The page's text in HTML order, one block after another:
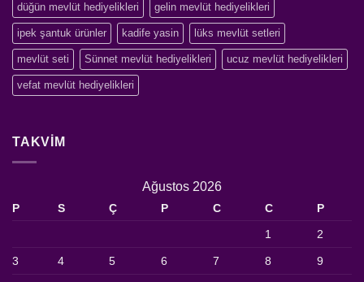
düğün mevlüt hediyelikleri gelin mevlüt hediyelikleri
ipek şantuk ürünler kadife yasin lüks mevlüt setleri
mevlüt seti Sünnet mevlüt hediyelikleri ucuz mevlüt hediyelikleri
vefat mevlüt hediyelikleri
TAKVIM
Ağustos 2026
P S Ç P C C
P
1
2
3 4 5 6 7 8 9